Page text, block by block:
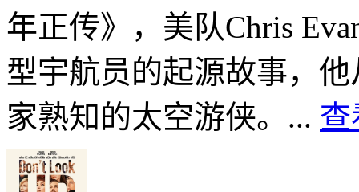
年正传》，美队Chris
型宇航员的起源故事，
家熟知的太空游侠。... 查